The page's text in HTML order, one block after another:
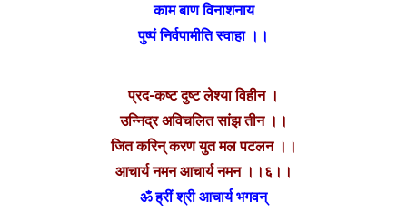
काम बाण विनाशनाय
पुष्पं निर्वपामीति स्वाहा ।।
प्रद-कष्ट दुष्ट लेश्या विहीन ।
उन्निद्र अविचलित सांझ तीन ।।
जित करिन् करण युत मल पटलन ।।
आचार्य नमन आचार्य नमन ।।६।।
ॐ ह्रीं श्री आचार्य भगवन्